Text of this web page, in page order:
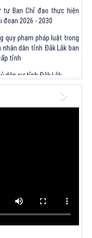
đoạn 2026 - 2030
nhân dân tỉnh Đắk Lắk ban
tỉnh
đầu tư dự án Xây dựng
tỉnh Phú Yên (nay là
ty Cổ phần Tập đoàn công
Next